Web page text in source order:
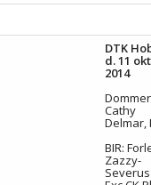
DTK
d. 11
2014
Dommer
Cathy
Delmar,
BIR:
Zazzy-
Severus